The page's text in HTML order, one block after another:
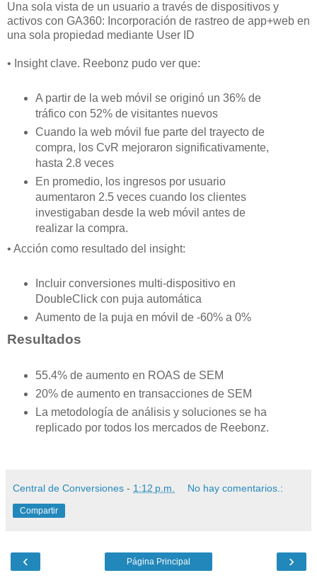
Una sola vista de un usuario a través de dispositivos y
activos con GA360: Incorporación de rastreo de app+web en
una sola propiedad mediante User ID
• Insight clave. Reebonz pudo ver que:
A partir de la web móvil se originó un 36% de
tráfico con 52% de visitantes nuevos
Cuando la web móvil fue parte del trayecto de
compra, los CvR mejoraron significativamente,
hasta 2.8 veces
En promedio, los ingresos por usuario
aumentaron 2.5 veces cuando los clientes
investigaban desde la web móvil antes de
realizar la compra.
• Acción como resultado del insight:
Incluir conversiones multi-dispositivo en
DoubleClick con puja automática
Aumento de la puja en móvil de -60% a 0%
Resultados
55.4% de aumento en ROAS de SEM
20% de aumento en transacciones de SEM
La metodología de análisis y soluciones se ha
replicado por todos los mercados de Reebonz.
Central de Conversiones - 1:12 p.m. No hay comentarios.:
Compartir
‹ ›
Página Principal